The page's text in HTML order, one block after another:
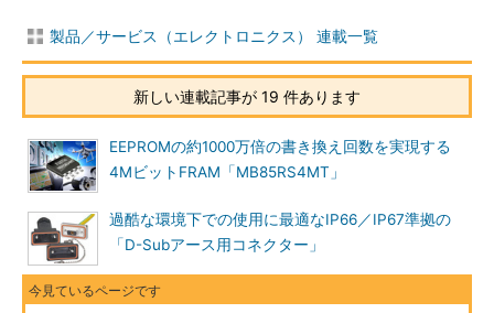
製品／サービス（エレクトロニクス） 連載一覧
新しい連載記事が 19 件あります
EEPROMの約1000万倍の書き換え回数を実現する
4MビットFRAM「MB85RS4MT」
過酷な環境下での使用に最適なIP66／IP67準拠の
「D-Subアース用コネクター」